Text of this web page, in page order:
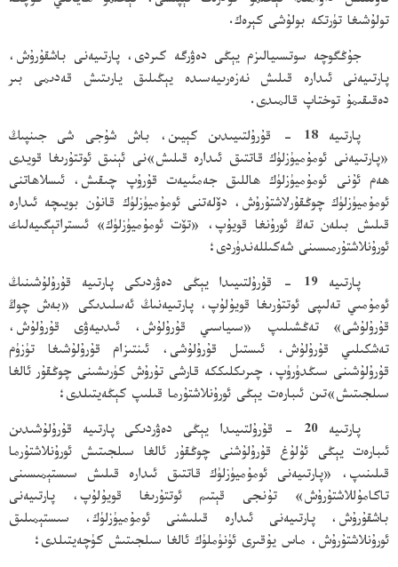
تولۇشىغا تۈرتكە بولۇشى كېرەك.
جۇڭگوچە سوتسىيالىزم يېڭى دەۋرگە كىردى، پارتىيەنى باشقۇرۇش،
پارتىيەنى ئىدارە قىلىش نەزەرىيەسىدە يېڭىلىق يارىتىش قەدىمى بىر
دەقىقىمۇ توختاپ قالمىدى.
پارتىيە 18 - قۇرۇلتىيىدىن كېيىن، باش شۇجى شى جىنپىڭ
«پارتىيەنى ئومۇميۈزلۈك قاتتىق ئىدارە قىلىش»نى ئېنىق ئوتتۇرىغا قويدى
ھەم ئۇنى ئومۇميۈزلۈك ھاللىق جەمئىيەت قۇرۇپ چىقىش، ئىسلاھاتنى
ئومۇميۈزلۈك چوڭقۇرلاشتۇرۇش، دۆلەتنى ئومۇميۈزلۈك قانۇن بويىچە ئىدارە
قىلىش بىلەن تەڭ ئورۇنغا قويۇپ، «تۆت ئومۇميۈزلۈك» ئىستراتېگىيەلىك
ئورۇنلاشتۇرمىسىنى شەكىللەندۈردى؛
پارتىيە 19 - قۇرۇلتىيىدا يېڭى دەۋردىكى پارتىيە قۇرۇلۇشىنىڭ
ئومۇمىي تەلىپى ئوتتۇرىغا قويۇلۇپ، پارتىيەنىڭ ئەسلىدىكى «بەش چوڭ
قۇرۇلۇشى» تەڭشىلىپ «سىياسىي قۇرۇلۇش، ئىدىيەۋى قۇرۇلۇش،
تەشكىلىي قۇرۇلۇش، ئىستىل قۇرۇلۇشى، ئىنتىزام قۇرۇلۇشىغا تۈزۈم
قۇرۇلۇشىنى سىڭدۈرۈپ، چىرىكلىككە قارشى تۇرۇش كۈرىشىنى چوڭقۇر ئالغا
سىلجىتىش»تىن ئىبارەت يېڭى ئورۇنلاشتۇرما قىلىپ كېڭەيتىلدى؛
پارتىيە 20 - قۇرۇلتىيىدا يېڭى دەۋردىكى پارتىيە قۇرۇلۇشىدىن
ئىبارەت يېڭى ئۇلۇغ قۇرۇلۇشنى چوڭقۇر ئالغا سىلجىتىش ئورۇنلاشتۇرما
قىلىنىپ، «پارتىيەنى ئومۇميۈزلۈك قاتتىق ئىدارە قىلىش سىستېمىسىنى
تاكامۇللاشتۇرۇش» تۇنجى قېتىم ئوتتۇرىغا قويۇلۇپ، پارتىيەنى
باشقۇرۇش، پارتىيەنى ئىدارە قىلىشنى ئومۇميۈزلۈك، سىستېمىلىق
ئورۇنلاشتۇرۇش، ماس يۇقىرى ئۈنۈملۈك ئالغا سىلجىتىش كۈچەيتىلدى؛